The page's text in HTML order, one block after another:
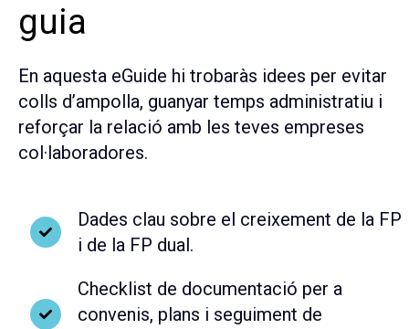
guia
En aquesta eGuide hi trobaràs idees per evitar
colls d’ampolla, guanyar temps administratiu i
reforçar la relació amb les teves empreses
col·laboradores.
Dades clau sobre el creixement de la FP
i de la FP dual.
Checklist de documentació per a
convenis, plans i seguiment de